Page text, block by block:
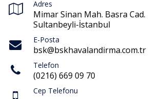
Adres
Mimar Sinan Mah. Basra Cad.
Sultanbeyli-İstanbul
E-Posta
bsk@bskhavalandirma.com.tr
Telefon
(0216) 669 09 70
Cep Telefonu